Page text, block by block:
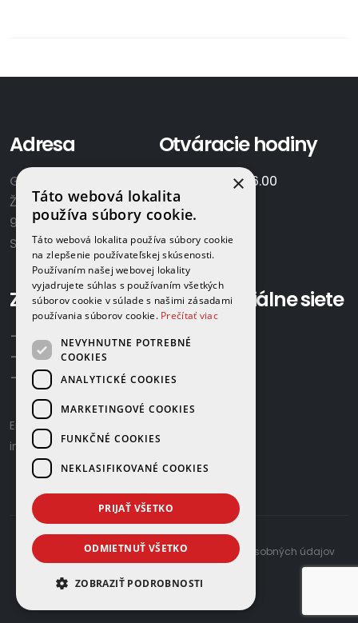
Adresa
GAMAPLYN s.r.o.
Železničná 570/8
922 02 Krakovany
Slovensko
Otváracie hodiny
7.00 - 16.00
So:
Zavolajte nám:
+421 918 524 702
+421 907 958 768
+421 948 615 083
Email us:
info@gamaplyn.sk
Sociálne siete
developed by © 2026 |Zásady ochrany osobných údajov
×
Táto webová lokalita
používa súbory cookie.
Táto webová lokalita používa súbory cookie
na zlepšenie používateľskej skúsenosti.
Používaním našej webovej lokality
vyjadrujete súhlas s používaním všetkých
súborov cookie v súlade s našimi zásadami
používania súborov cookie. Prečítať viac
NEVYHNUTNE POTREBNÉ
COOKIES
ANALYTICKÉ COOKIES
MARKETINGOVÉ COOKIES
FUNKČNÉ COOKIES
NEKLASIFIKOVANÉ COOKIES
PRIJAŤ VŠETKO
ODMIETNUŤ VŠETKO
ZOBRAZIŤ PODROBNOSTI